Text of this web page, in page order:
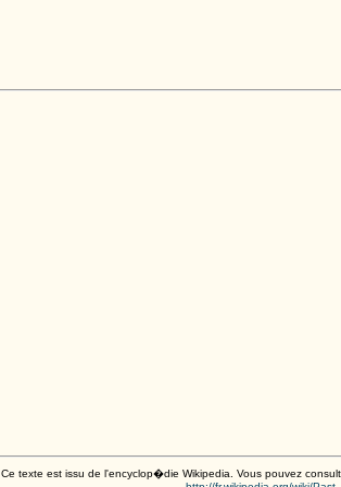
Ce texte est issu de l'encyclop�die Wikipedia. Vous pouvez